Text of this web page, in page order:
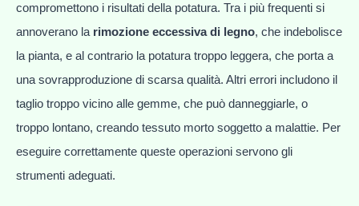
compromettono i risultati della potatura. Tra i più frequenti si
annoverano la rimozione eccessiva di legno, che indebolisce
la pianta, e al contrario la potatura troppo leggera, che porta a
una sovrapproduzione di scarsa qualità. Altri errori includono il
taglio troppo vicino alle gemme, che può danneggiarle, o
troppo lontano, creando tessuto morto soggetto a malattie. Per
eseguire correttamente queste operazioni servono gli
strumenti adeguati.